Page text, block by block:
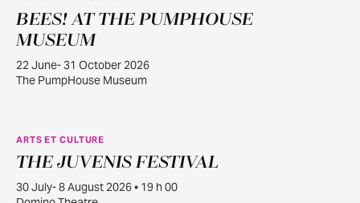
JUIN
22
BEES! AT THE PUMPHOUSE
MUSEUM
22 June- 31 October 2026
The PumpHouse Museum
JUILL.
30
ARTS ET CULTURE
THE JUVENIS FESTIVAL
30 July- 8 August 2026 • 19 h 00